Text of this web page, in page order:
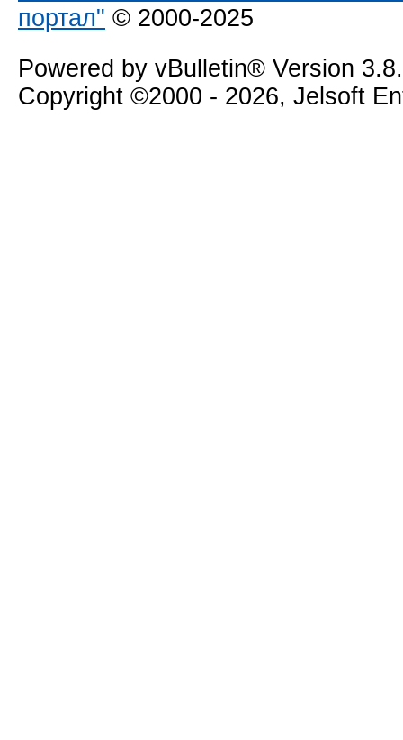
портал" © 2000-2025
Powered by vBulletin® Version
Copyright ©2000 - 2026, Jelsoft